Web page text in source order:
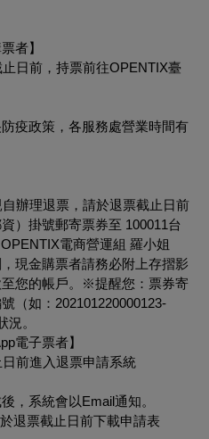
者】
日前，持票前往OPENTIX臺
疫政策，各服務處營業時間有
辦理退票，請於退票截止日前
）掛號郵寄票券至 100011台
電商營運組 羅小姐
現金購票者請務必附上存摺影
您的帳戶。※提醒您：票券寄
（如：202101220000123-
。
電子票者】
前進入退票申請系統
，系統會以Email通知。
退票截止日前下載申請表